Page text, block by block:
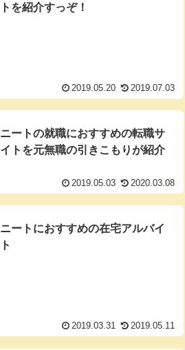
トを紹介すっぞ！
2019.05.20 2019.07.03
ニートの就職におすすめの転職サ
イトを元無職の引きこもりが紹介
2019.05.03 2020.03.08
ニートにおすすめの在宅アルバイ
ト
2019.03.31 2019.05.11